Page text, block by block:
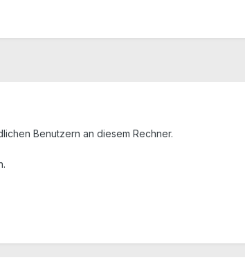
Benutzern an diesem Rechner.